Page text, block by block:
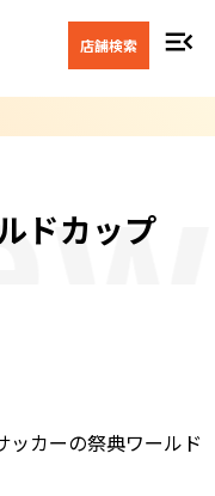
店舗検索 menu_open
ドカップ
ッカーの祭典ワールド